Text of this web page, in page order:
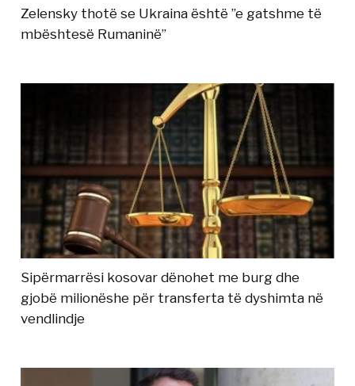
Zelensky thotë se Ukraina është ”e gatshme të
mbështesë Rumaninë”
Sipërmarrësi kosovar dënohet me burg dhe
gjobë milionëshe për transferta të dyshimta në
vendlindje